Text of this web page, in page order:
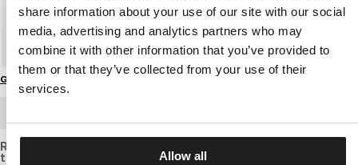
share information about your use of our site with our social
media, advertising and analytics partners who may
combine it with other information that you’ve provided to
them or that they’ve collected from your use of their
services.
Allow all
Größenratgeber
Regular fit sweatshirt made of high-quality, slightly elastic,
thick cotton with a soft weave.